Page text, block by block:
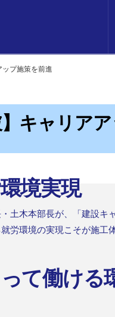
ップ施策を前進
】キャリア
境実現
土木本部長が、「建設
労環境の実現こそが施工
て働ける